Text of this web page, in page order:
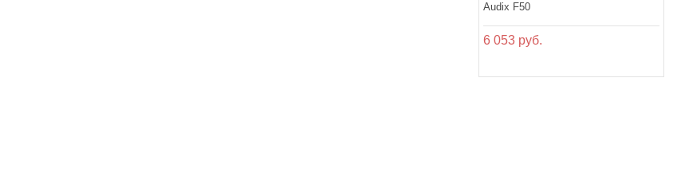
Audix F50
6 053 руб.